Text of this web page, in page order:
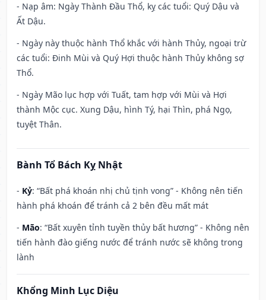
- Nạp âm: Ngày Thành Đầu Thổ, kỵ các tuổi: Quý Dậu và
Ất Dậu.
- Ngày này thuộc hành Thổ khắc với hành Thủy, ngoại trừ
các tuổi: Đinh Mùi và Quý Hợi thuộc hành Thủy không sợ
Thổ.
- Ngày Mão lục hợp với Tuất, tam hợp với Mùi và Hợi
thành Mộc cục. Xung Dậu, hình Tý, hại Thìn, phá Ngọ,
tuyệt Thân.
Bành Tổ Bách Kỵ Nhật
- Kỷ: “Bất phá khoán nhị chủ tịnh vong” - Không nên tiến
hành phá khoán để tránh cả 2 bên đều mất mát
- Mão: “Bất xuyên tỉnh tuyền thủy bất hương” - Không nên
tiến hành đào giếng nước để tránh nước sẽ không trong
lành
Khổng Minh Lục Diệu